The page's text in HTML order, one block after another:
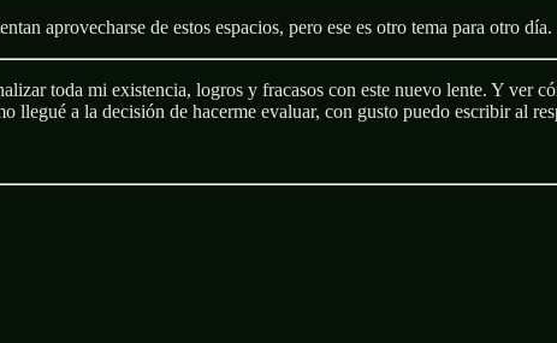
aprovecharse de estos espacios, pero ese es otro tema para otro día.
toda mi existencia, logros y fracasos con este nuevo lente. Y ver
llegué a la decisión de hacerme evaluar, con gusto puedo escribir al